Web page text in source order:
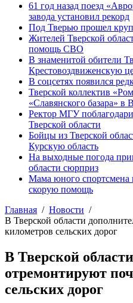
61 год назад поезд
завода установил рекорд
Под Тверью прошел
Жителей Тверской
помощь СВО
В знаменитой обители
Крестовоздвиженскую
В соцсетях появился
Тверской коллектив
«Славянского базара» в
Ректор МГУ
Тверской области
Бойцы из Тверской
Курскую область
На выходные погода
области сюрприз
Мама юного спортсмена
скорую помощь
Главная
Новости
В Тверской области
километров сельских дорог
В Тверской
отремонтируют
сельских дорог